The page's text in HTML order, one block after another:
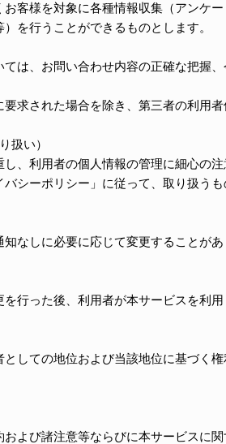
客様を対象に各種情報収集（アンケ
を行うことができるものとします。
は、お問い合わせ内容の正確な把握
求された場合を除き、第三者の利用
扱い）
、利用者の個人情報の管理に細心の
シーポリシー」に従って、取り扱うも
なしに必要に応じて変更することが
行った後、利用者が本サービスを利
しての地位および当該地位に基づく
よび諸注意等ならびに本サービスに